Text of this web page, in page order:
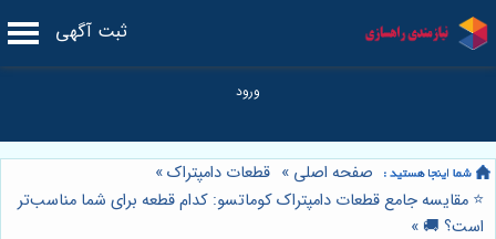
ثبت آگهی
صفحه اصلی » قطعات دامپتراک»
⭐️ مقایسه جامع قطعات دامپتراک کوماتسو: کدام قطعه برای شما مناسب‌تر
است؟ 🚚 »